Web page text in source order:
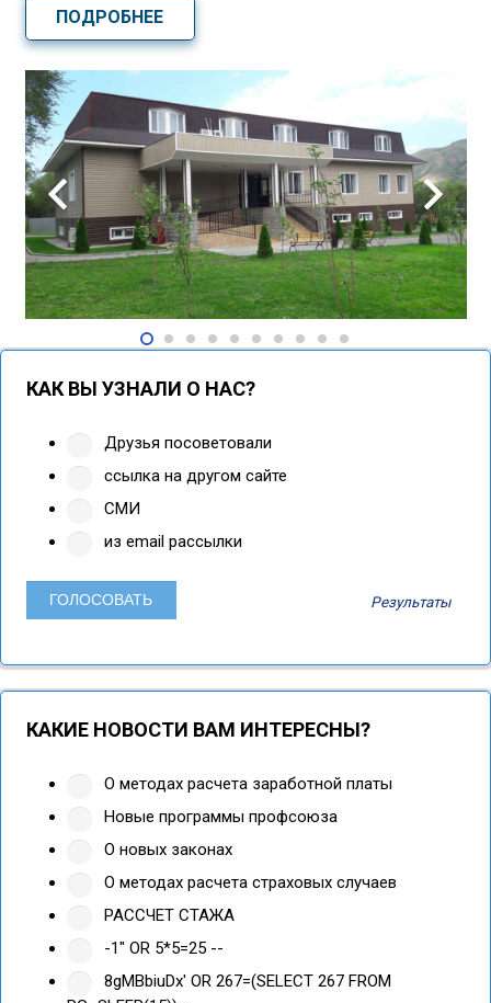
ПОДРОБНЕЕ
КАК ВЫ УЗНАЛИ О НАС?
Друзья посоветовали
ссылка на другом сайте
СМИ
из email рассылки
Результаты
КАКИЕ НОВОСТИ ВАМ ИНТЕРЕСНЫ?
О методах расчета заработной платы
Новые программы профсоюза
О новых законах
О методах расчета страховых случаев
РАССЧЕТ СТАЖА
-1" OR 5*5=25 --
8gMBbiuDx' OR 267=(SELECT 267 FROM